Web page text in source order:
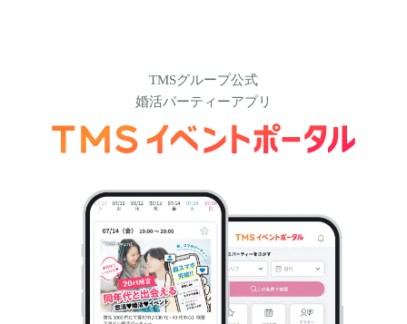
TMSグループ公式
婚活パーティーアプリ